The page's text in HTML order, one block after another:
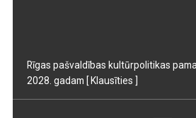
Rīgas pašvaldības kultūrpolitikas
2028. gadam [ Klausīties ]